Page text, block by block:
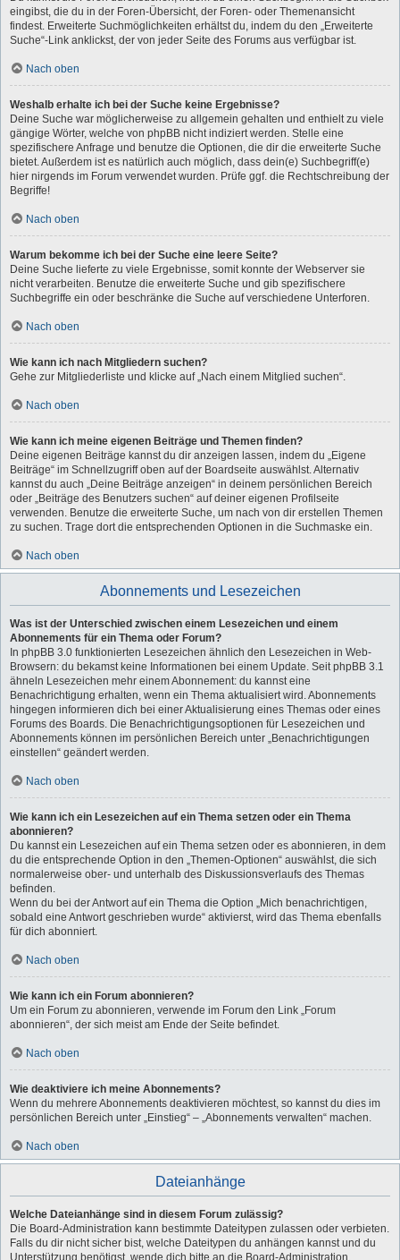
eingibst, die du in der Foren-Übersicht, der Foren- oder Themenansicht
findest. Erweiterte Suchmöglichkeiten erhältst du, indem du den „Erweiterte
Suche“-Link anklickst, der von jeder Seite des Forums aus verfügbar ist.
Nach oben
Weshalb erhalte ich bei der Suche keine Ergebnisse?
Deine Suche war möglicherweise zu allgemein gehalten und enthielt zu viele
gängige Wörter, welche von phpBB nicht indiziert werden. Stelle eine
spezifischere Anfrage und benutze die Optionen, die dir die erweiterte Suche
bietet. Außerdem ist es natürlich auch möglich, dass dein(e) Suchbegriff(e)
hier nirgends im Forum verwendet wurden. Prüfe ggf. die Rechtschreibung der
Begriffe!
Nach oben
Warum bekomme ich bei der Suche eine leere Seite?
Deine Suche lieferte zu viele Ergebnisse, somit konnte der Webserver sie
nicht verarbeiten. Benutze die erweiterte Suche und gib spezifischere
Suchbegriffe ein oder beschränke die Suche auf verschiedene Unterforen.
Nach oben
Wie kann ich nach Mitgliedern suchen?
Gehe zur Mitgliederliste und klicke auf „Nach einem Mitglied suchen“.
Nach oben
Wie kann ich meine eigenen Beiträge und Themen finden?
Deine eigenen Beiträge kannst du dir anzeigen lassen, indem du „Eigene
Beiträge“ im Schnellzugriff oben auf der Boardseite auswählst. Alternativ
kannst du auch „Deine Beiträge anzeigen“ in deinem persönlichen Bereich
oder „Beiträge des Benutzers suchen“ auf deiner eigenen Profilseite
verwenden. Benutze die erweiterte Suche, um nach von dir erstellen Themen
zu suchen. Trage dort die entsprechenden Optionen in die Suchmaske ein.
Nach oben
Abonnements und Lesezeichen
Was ist der Unterschied zwischen einem Lesezeichen und einem
Abonnements für ein Thema oder Forum?
In phpBB 3.0 funktionierten Lesezeichen ähnlich den Lesezeichen in Web-
Browsern: du bekamst keine Informationen bei einem Update. Seit phpBB 3.1
ähneln Lesezeichen mehr einem Abonnement: du kannst eine
Benachrichtigung erhalten, wenn ein Thema aktualisiert wird. Abonnements
hingegen informieren dich bei einer Aktualisierung eines Themas oder eines
Forums des Boards. Die Benachrichtigungsoptionen für Lesezeichen und
Abonnements können im persönlichen Bereich unter „Benachrichtigungen
einstellen“ geändert werden.
Nach oben
Wie kann ich ein Lesezeichen auf ein Thema setzen oder ein Thema
abonnieren?
Du kannst ein Lesezeichen auf ein Thema setzen oder es abonnieren, in dem
du die entsprechende Option in den „Themen-Optionen“ auswählst, die sich
normalerweise ober- und unterhalb des Diskussionsverlaufs des Themas
befinden.
Wenn du bei der Antwort auf ein Thema die Option „Mich benachrichtigen,
sobald eine Antwort geschrieben wurde“ aktivierst, wird das Thema ebenfalls
für dich abonniert.
Nach oben
Wie kann ich ein Forum abonnieren?
Um ein Forum zu abonnieren, verwende im Forum den Link „Forum
abonnieren“, der sich meist am Ende der Seite befindet.
Nach oben
Wie deaktiviere ich meine Abonnements?
Wenn du mehrere Abonnements deaktivieren möchtest, so kannst du dies im
persönlichen Bereich unter „Einstieg“ – „Abonnements verwalten“ machen.
Nach oben
Dateianhänge
Welche Dateianhänge sind in diesem Forum zulässig?
Die Board-Administration kann bestimmte Dateitypen zulassen oder verbieten.
Falls du dir nicht sicher bist, welche Dateitypen du anhängen kannst und du
Unterstützung benötigst, wende dich bitte an die Board-Administration.